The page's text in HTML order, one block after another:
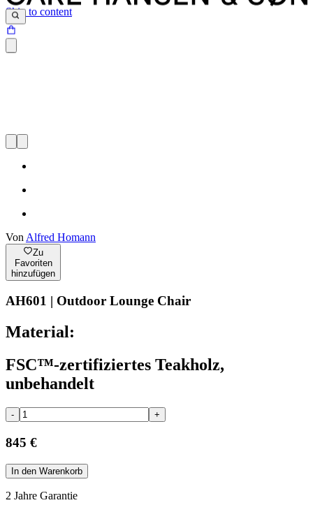
Skip to content
Von Alfred Homann
Zu
Favoriten
hinzufügen
AH601 | Outdoor Lounge Chair
Material:
FSC™-zertifiziertes Teakholz,
unbehandelt
- +
845 €
In den Warenkorb
2 Jahre Garantie